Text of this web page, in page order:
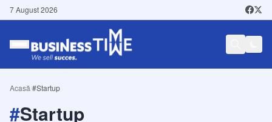
7 August 2026
Acasă/#Startup
#Startup